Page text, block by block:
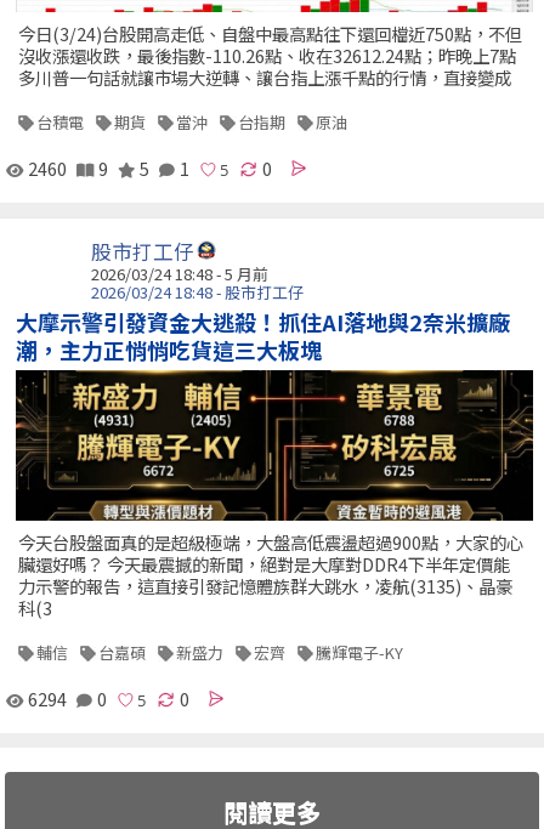
今日(3/24)台股開高走低、自盤中最高點往下還回檔近750點，不但
沒收漲還收跌，最後指數-110.26點、收在32612.24點；昨晚上7點
多川普一句話就讓市場大逆轉、讓台指上漲千點的行情，直接變成
台積電 期貨 當沖 台指期 原油
2460 9 5 1 0
股市打工仔
2026/03/24 18:48 - 5 月前
2026/03/24 18:48 - 股市打工仔
大摩示警引發資金大逃殺！抓住AI落地與2奈米擴廠
潮，主力正悄悄吃貨這三大板塊
今天台股盤面真的是超級極端，大盤高低震盪超過900點，大家的心
臟還好嗎？ 今天最震撼的新聞，絕對是大摩對DDR4下半年定價能
力示警的報告，這直接引發記憶體族群大跳水，凌航(3135)、晶豪
科(3
輔信 台嘉碩 新盛力 宏齊 騰輝電子-KY
6294 0 0
閱讀更多